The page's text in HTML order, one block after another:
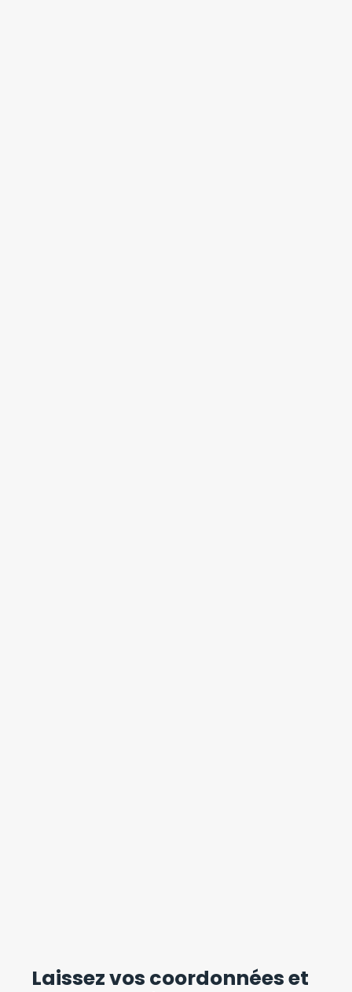
Laissez vos coordonnéeset